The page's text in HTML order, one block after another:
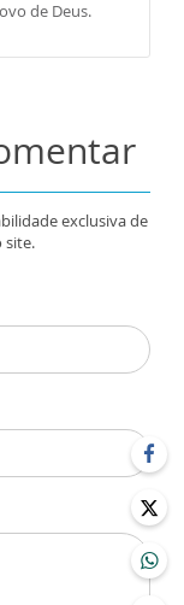
de Deus.
exclusiva de
site.